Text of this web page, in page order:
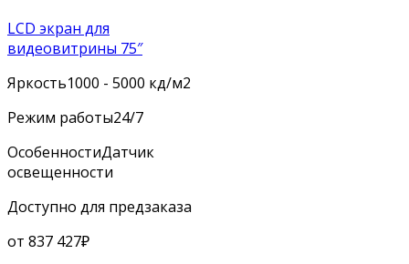
LCD экран для
видеовитрины 75″
Яркость1000 - 5000 кд/м2
Режим работы24/7
ОсобенностиДатчик
освещенности
Доступно для предзаказа
от 837 427₽